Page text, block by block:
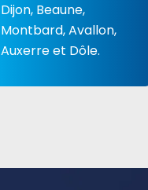
Dijon, Beaune,
Montbard, Avallon,
Auxerre et Dôle.